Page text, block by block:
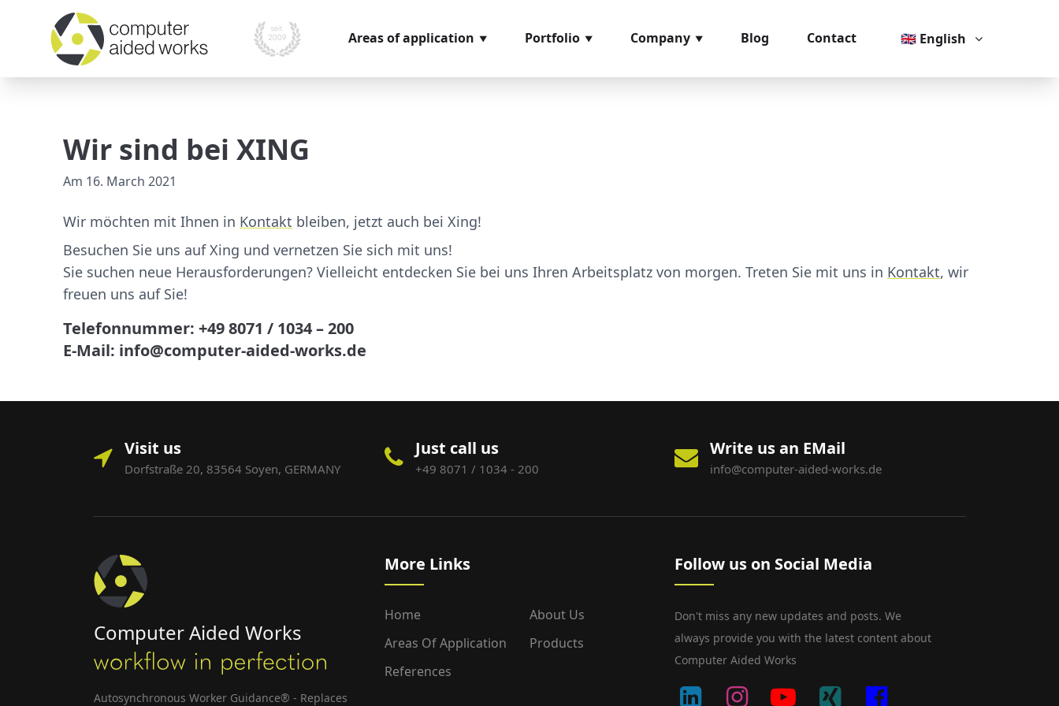
Areas of application
Measuring and testing
systems
Portfolio Company Blog Contact 🇬🇧 English
Wir sind bei XING
Am 16. March 2021
Wir möchten mit Ihnen in Kontakt bleiben, jetzt auch bei Xing!
Besuchen Sie uns auf Xing und vernetzen Sie sich mit uns!
Sie suchen neue Herausforderungen? Vielleicht entdecken Sie bei uns Ihren Arbeitsplatz von morgen. Treten Sie mit uns in Kontakt, wir
freuen uns auf Sie!
Telefonnummer: +49 8071 / 1034 – 200
E-Mail: info@computer-aided-works.de
Visit us
Dorfstraße 20, 83564 Soyen, GERMANY
Just call us
+49 8071 / 1034 - 200
Write us an EMail
info@computer-aided-works.de
Computer Aided Works
Autosynchronous Worker Guidance® - Replaces
More Links
Home
About Us
Areas Of Application
Products
References
Follow us on Social Media
Don't miss any new updates and posts. We
always provide you with the latest content about
Computer Aided Works